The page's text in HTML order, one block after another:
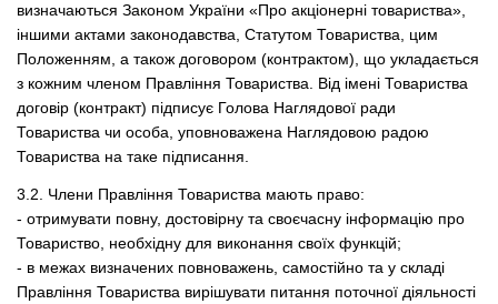
визначаються Законом України «Про акціонерні товариства»,
іншими актами законодавства, Статутом Товариства, цим
Положенням, а також договором (контрактом), що укладається
з кожним членом Правління Товариства. Від імені Товариства
договір (контракт) підписує Голова Наглядової ради
Товариства чи особа, уповноважена Наглядовою радою
Товариства на таке підписання.
3.2. Члени Правління Товариства мають право:
- отримувати повну, достовірну та своєчасну інформацію про
Товариство, необхідну для виконання своїх функцій;
- в межах визначених повноважень, самостійно та у складі
Правління Товариства вирішувати питання поточної діяльності